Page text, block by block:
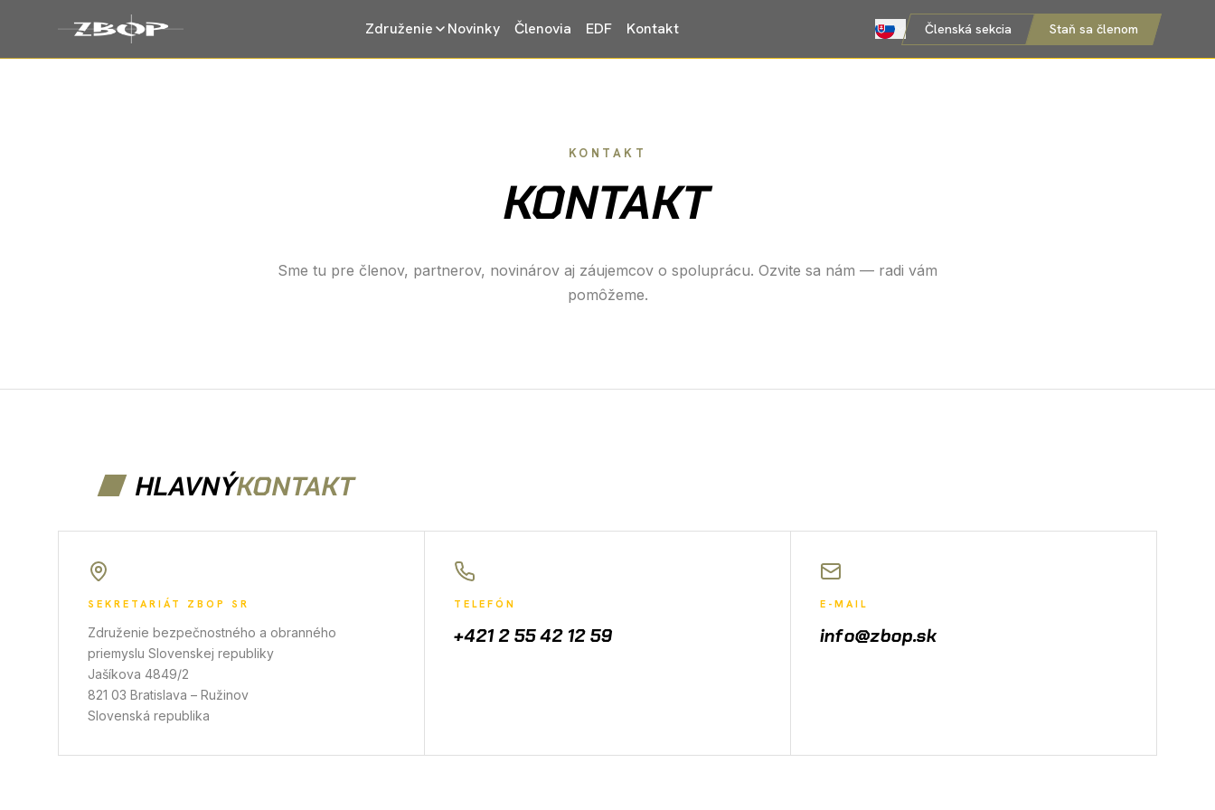
Združenie Novinky Členovia EDF Kontakt Členská sekcia Staň sa členom
KONTAKT
KONTAKT
Sme tu pre členov, partnerov, novinárov aj záujemcov o spoluprácu. Ozvite sa nám — radi vám
pomôžeme.
HLAVNÝKONTAKT
SEKRETARIÁT ZBOP SR
Združenie bezpečnostného a obranného
priemyslu Slovenskej republiky
Jašíkova 4849/2
821 03 Bratislava – Ružinov
Slovenská republika
TELEFÓN
+421 2 55 42 12 59
E-MAIL
info@zbop.sk